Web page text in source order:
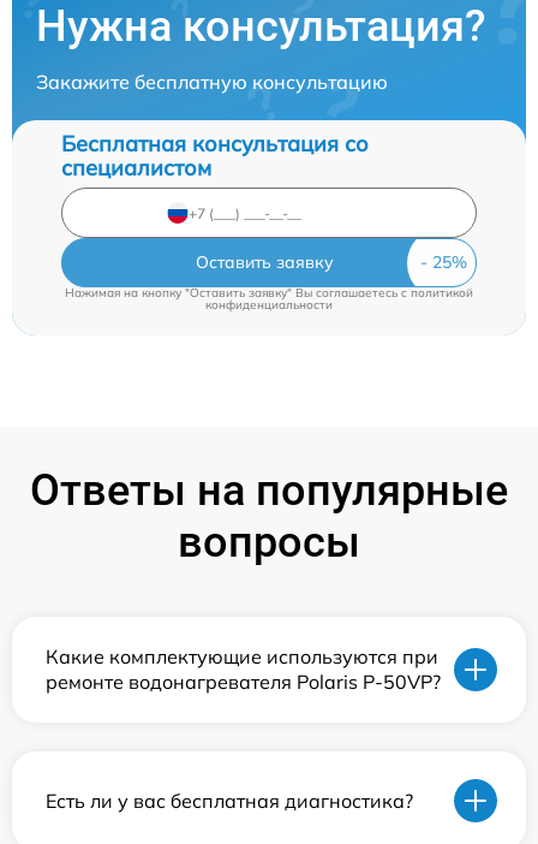
Нужна консультация?
Закажите бесплатную консультацию
Бесплатная консультация со
специалистом
Оставить заявку
Нажимая на кнопку "Оставить заявку" Вы соглашаетесь cполитикой
конфиденциальности
Ответы на популярные
вопросы
Какие комплектующие используются при
ремонте водонагревателя Polaris P-50VP?
Есть ли у вас бесплатная диагностика?